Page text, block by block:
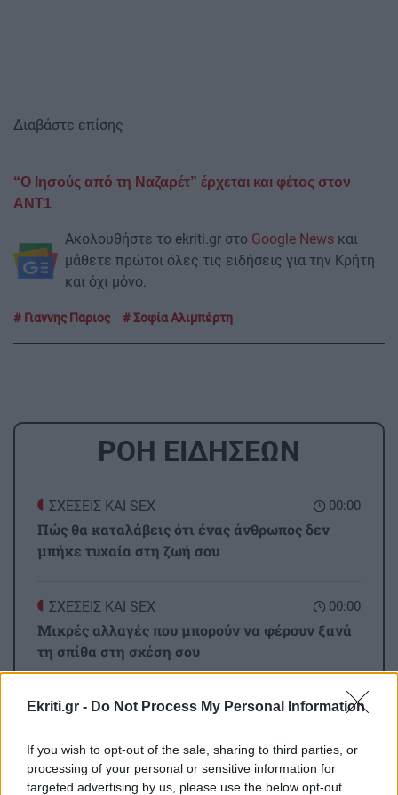
Ekriti.gr - Do Not Process My Personal Information
If you wish to opt-out of the sale, sharing to third parties, or
processing of your personal or sensitive information for
targeted advertising by us, please use the below opt-out
Διαβάστε επίσης
“Ο Ιησούς από τη Ναζαρέτ” έρχεται και φέτος στον
ΑΝΤ1
Ακολουθήστε το ekriti.gr στο Google News και
μάθετε πρώτοι όλες τις ειδήσεις για την Κρήτη
και όχι μόνο.
Γιαννης Παριος Σοφία Αλιμπέρτη
ΡΟΗ ΕΙΔΗΣΕΩΝ
00:00
ΣΧΕΣΕΙΣ ΚΑΙ SEX
Πώς θα καταλάβεις ότι ένας άνθρωπος δεν
μπήκε τυχαία στη ζωή σου
00:00
ΣΧΕΣΕΙΣ ΚΑΙ SEX
Μικρές αλλαγές που μπορούν να φέρουν ξανά
τη σπίθα στη σχέση σου
23:00
GOSSIP - LIFESTYLE
πίσω του το «Avatar»